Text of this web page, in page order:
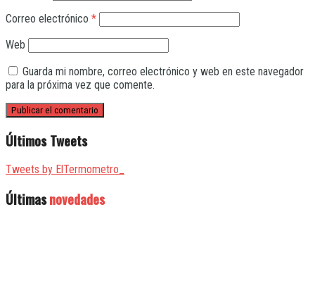
Correo electrónico *
Web
Guarda mi nombre, correo electrónico y web en este navegador
para la próxima vez que comente.
Últimos Tweets
Tweets by ElTermometro_
Últimasnovedades